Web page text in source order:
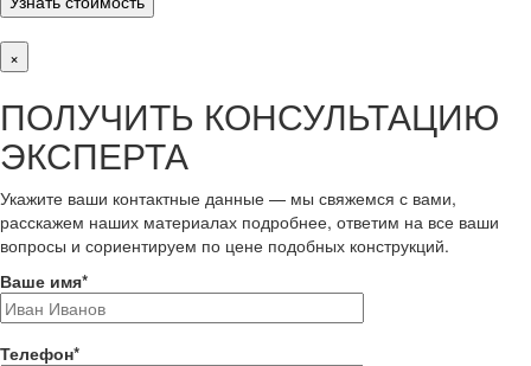
×
ПОЛУЧИТЬ КОНСУЛЬТАЦИЮ
ЭКСПЕРТА
Укажите ваши контактные данные — мы свяжемся с вами,
расскажем наших материалах подробнее, ответим на все ваши
вопросы и сориентируем по цене подобных конструкций.
Ваше имя*
Телефон*